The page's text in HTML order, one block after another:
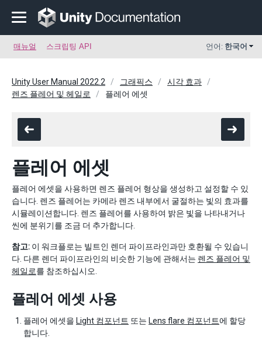
매뉴얼 스크립팅 API 언어: 한국어
Unity User Manual 2022.2 그래픽스
시각 효과
렌즈 플레어 및 헤일로
플레어 에셋
플레어 에셋
플레어 에셋을 사용하면 렌즈 플레어 형상을 생성하고 설정할 수 있
습니다. 렌즈 플레어는 카메라 렌즈 내부에서 굴절하는 빛의 효과를
시뮬레이션합니다. 렌즈 플레어를 사용하여 밝은 빛을 나타내거나
씬에 분위기를 조금 더 추가합니다.
참고: 이 워크플로는 빌트인 렌더 파이프라인과만 호환될 수 있습니
다. 다른 렌더 파이프라인의 비슷한 기능에 관해서는 렌즈 플레어 및
헤일로를 참조하십시오.
플레어 에셋 사용
플레어 에셋을 Light 컴포넌트 또는 Lens flare 컴포넌트에 할당
합니다.